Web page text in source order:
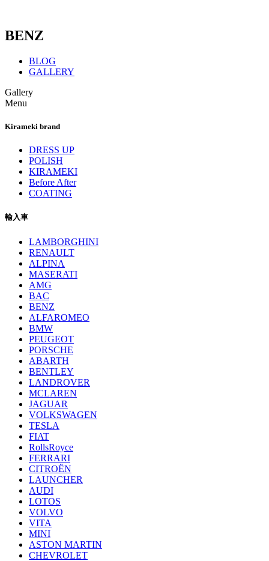
BENZ
BLOG
GALLERY
Gallery
Menu
Kirameki brand
DRESS UP
POLISH
KIRAMEKI
Before After
COATING
輸入車
LAMBORGHINI
RENAULT
ALPINA
MASERATI
AMG
BAC
BENZ
ALFAROMEO
BMW
PEUGEOT
PORSCHE
ABARTH
BENTLEY
LANDROVER
MCLAREN
JAGUAR
VOLKSWAGEN
TESLA
FIAT
RollsRoyce
FERRARI
CITROËN
LAUNCHER
AUDI
LOTOS
VOLVO
VITA
MINI
ASTON MARTIN
CHEVROLET